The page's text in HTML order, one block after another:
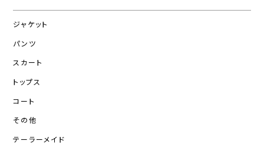
ジャケット
パンツ
スカート
トップス
コート
その他
テーラーメイド